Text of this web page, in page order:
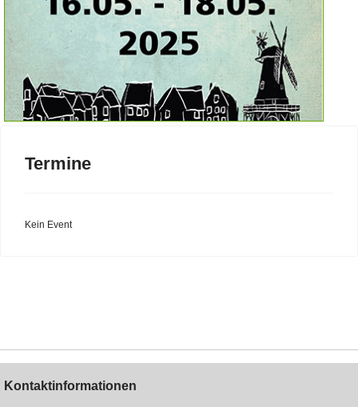
Termine
Kein Event
Kontaktinformationen